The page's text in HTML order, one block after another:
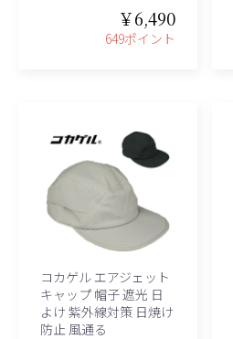
￥6,490
649ポイント
コカゲル エアジェット
キャップ 帽子 遮光 日
よけ 紫外線対策 日焼け
防止 風通る